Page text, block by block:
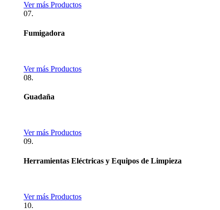
Ver más Productos
07.
Fumigadora
Ver más Productos
08.
Guadaña
Ver más Productos
09.
Herramientas Eléctricas y Equipos de Limpieza
Ver más Productos
10.